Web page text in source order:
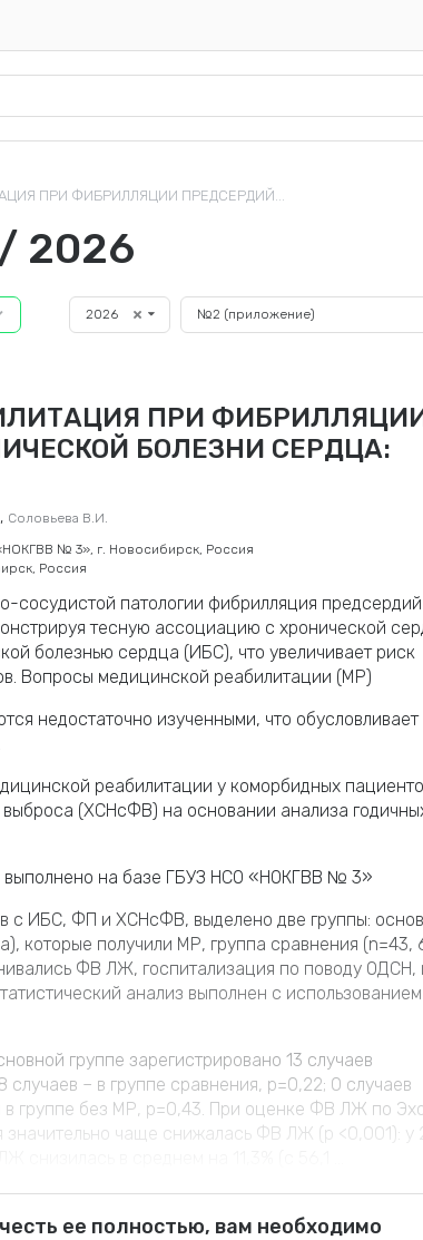
ПРИ ФИБРИЛЛЯЦИИ ПРЕДСЕРДИЙ...
2026
2026 №2 (приложение)
ПРИ
БОЛЕЗНИ СЕРДЦА:
№ 3», г. Новосибирск, Россия
Россия
сосудистой патологии фибрилляция
тесную ассоциацию с хронической
болезнью сердца (ИБС), что увеличивает риск
Вопросы медицинской реабилитации (МР)
недостаточно изученными, что обусловливает
реабилитации у коморбидных
(ХСНсФВ) на основании анализа
выполнено на базе ГБУЗ НСО «НОКГВВ № 3»
с ИБС, ФП и ХСНсФВ, выделено две группы:
которые получили МР, группа сравнения (n=43,
ФВ ЛЖ, госпитализация по поводу ОДСН,
анализ выполнен с
группе зарегистрировано 13 случаев
– в группе сравнения, p=0,22; 0 случаев
в группе без МР, p=0,43. При оценке ФВ ЛЖ по
значительно чаще снижалась ФВ ЛЖ (р <0,001): у
, Соловьева В.И.
ее полностью, вам необходимо